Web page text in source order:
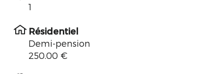
1
Résidentiel
Demi-pension
250.00 €